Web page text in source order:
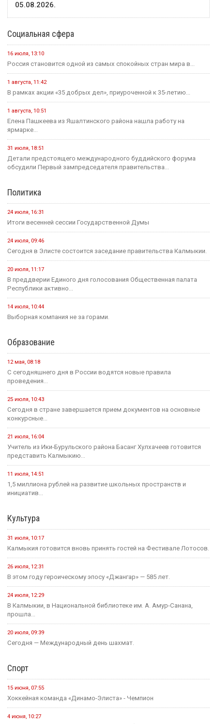
05.08.2026.
Социальная сфера
16 июля, 13:10
Россия становится одной из самых спокойных стран мира в...
1 августа, 11:42
В рамках акции «35 добрых дел», приуроченной к 35-летию...
1 августа, 10:51
Елена Пашкеева из Яшалтинского района нашла работу на
ярмарке...
31 июля, 18:51
Детали предстоящего международного буддийского форума
обсудили Первый зампредседателя правительства...
Политика
24 июля, 16:31
Итоги весенней сессии Государственной Думы
24 июля, 09:46
Сегодня в Элисте состоится заседание правительства Калмыкии.
20 июля, 11:17
В преддверии Единого дня голосования Общественная палата
Республики активно...
14 июля, 10:44
Выборная компания не за горами.
Образование
12 мая, 08:18
С сегодняшнего дня в России водятся новые правила
проведения...
25 июля, 10:43
Сегодня в стране завершается прием документов на основные
конкурсные...
21 июля, 16:04
Учитель из Ики-Бурульского района Басанг Хулхачеев готовится
представить Калмыкию...
11 июля, 14:51
1,5 миллиона рублей на развитие школьных пространств и
инициатив...
Культура
31 июля, 10:17
Калмыкия готовится вновь принять гостей на Фестивале Лотосов.
26 июля, 12:31
В этом году героическому эпосу «Джангар» — 585 лет.
24 июля, 12:29
В Калмыкии, в Национальной библиотеке им. А. Амур-Санана,
прошла...
20 июля, 09:39
Сегодня — Международный день шахмат.
Спорт
15 июня, 07:55
Хоккейная команда «Динамо-Элиста» - Чемпион
4 июня, 10:27